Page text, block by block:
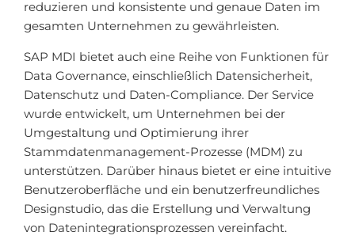
reduzieren und konsistente und genaue Daten im
gesamten Unternehmen zu gewährleisten.
SAP MDI bietet auch eine Reihe von Funktionen für
Data Governance, einschließlich Datensicherheit,
Datenschutz und Daten-Compliance. Der Service
wurde entwickelt, um Unternehmen bei der
Umgestaltung und Optimierung ihrer
Stammdatenmanagement-Prozesse (MDM) zu
unterstützen. Darüber hinaus bietet er eine intuitive
Benutzeroberfläche und ein benutzerfreundliches
Designstudio, das die Erstellung und Verwaltung
von Datenintegrationsprozessen vereinfacht.